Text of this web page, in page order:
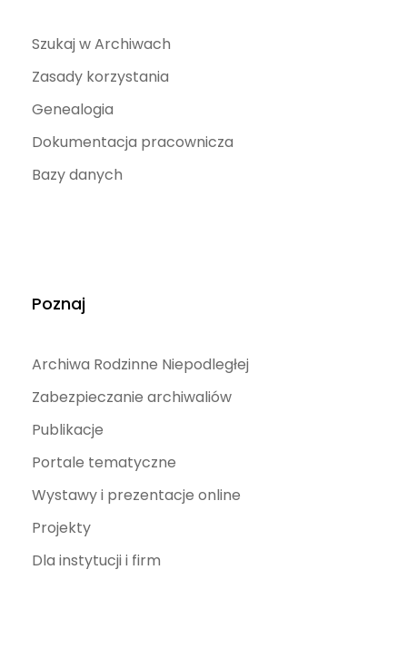
Szukaj w Archiwach
Zasady korzystania
Genealogia
Dokumentacja pracownicza
Bazy danych
Poznaj
Archiwa Rodzinne Niepodległej
Zabezpieczanie archiwaliów
Publikacje
Portale tematyczne
Wystawy i prezentacje online
Projekty
Dla instytucji i firm